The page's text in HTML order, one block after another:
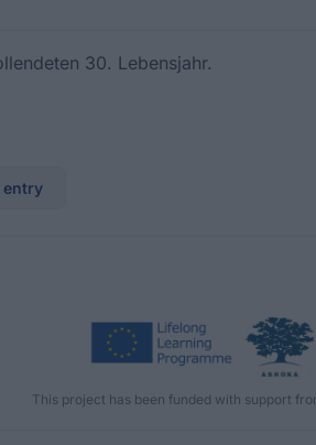
30. Lebensjahr.
entry
This project has been funded with support